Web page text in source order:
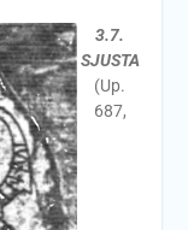
3.7.
SJUSTA
(Up.
687,